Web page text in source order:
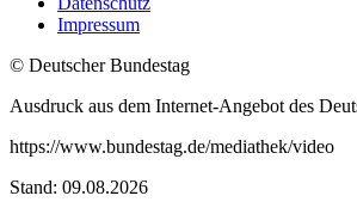
Impressum
© Deutscher Bundestag
Ausdruck aus dem Internet-Angebot des
https://www.bundestag.de/mediathek/video
Stand: 09.08.2026